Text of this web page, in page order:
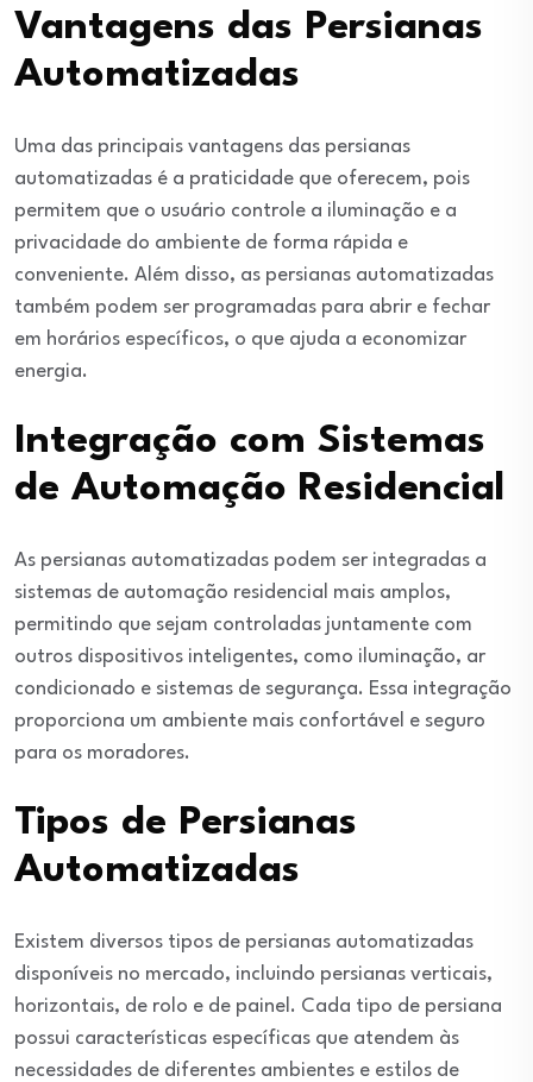
Vantagens das Persianas
Automatizadas
Uma das principais vantagens das persianas
automatizadas é a praticidade que oferecem, pois
permitem que o usuário controle a iluminação e a
privacidade do ambiente de forma rápida e
conveniente. Além disso, as persianas automatizadas
também podem ser programadas para abrir e fechar
em horários específicos, o que ajuda a economizar
energia.
Integração com Sistemas
de Automação Residencial
As persianas automatizadas podem ser integradas a
sistemas de automação residencial mais amplos,
permitindo que sejam controladas juntamente com
outros dispositivos inteligentes, como iluminação, ar
condicionado e sistemas de segurança. Essa integração
proporciona um ambiente mais confortável e seguro
para os moradores.
Tipos de Persianas
Automatizadas
Existem diversos tipos de persianas automatizadas
disponíveis no mercado, incluindo persianas verticais,
horizontais, de rolo e de painel. Cada tipo de persiana
possui características específicas que atendem às
necessidades de diferentes ambientes e estilos de